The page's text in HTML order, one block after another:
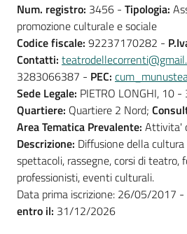
Num. registro: 3456 - Tipologia:
promozione culturale e sociale
Codice fiscale: 92237170282 -
Contatti:
3283066387 - PEC:
Sede Legale: PIETRO LONGHI, 10
Quartiere: Quartiere 2 Nord;
Area Tematica Prevalente: Attivita'
Descrizione: Diffusione della
spettacoli, rassegne, corsi di teatro,
professionisti, eventi culturali.
Data prima iscrizione: 26/05/2017 -
entro il: 31/12/2026